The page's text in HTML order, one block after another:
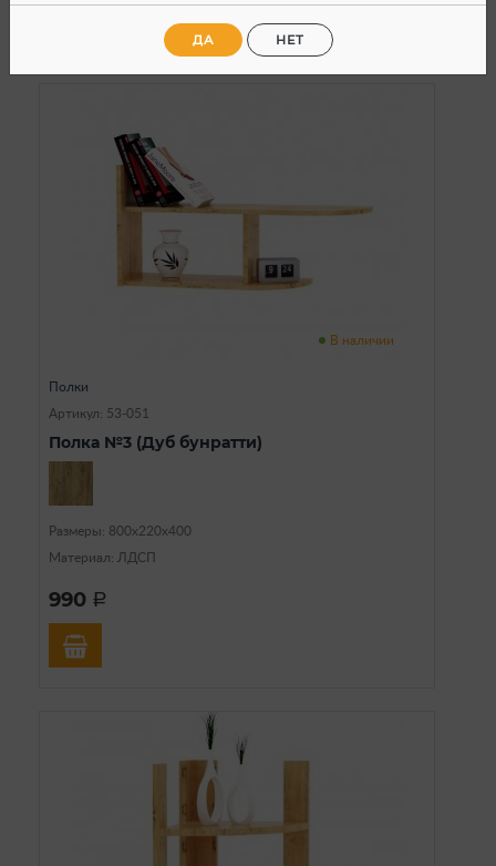
В наличии
Полки
Артикул: 53-051
Полка №3 (Дуб бунратти)
Размеры: 800х220х400
Материал: ЛДСП
990 a
ДА НЕТ